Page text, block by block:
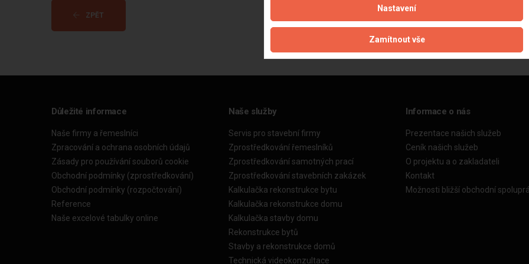
ZPĚT
Důležité informace
Naše firmy a řemeslníci
Zpracování a ochrana osobních údajů
Zásady pro používání souborů cookie
Obchodní podmínky (zprostředkování)
Obchodní podmínky (rozpočtování)
Reference
Naše excelové tabulky online
Naše služby
Servis pro stavební firmy
Zprostředkování řemeslníků
Zprostředkování samotných prací
Zprostředkování stavebních zakázek
Kalkulačka rekonstrukce bytu
Kalkulačka rekonstrukce domu
Kalkulačka stavby domu
Rekonstrukce bytů
Stavby a rekonstrukce domů
Technická videokonzultace
Informace o nás
Prezentace našich služeb
Ceník našich služeb
O projektu a o zakladateli
Kontakt
Možnosti bližší obchodní
Nastavení
Zamítnout vše